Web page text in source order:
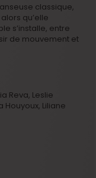
classique,
qu’elle
s’installe, entre
de mouvement et
Reva, Leslie
Liliane